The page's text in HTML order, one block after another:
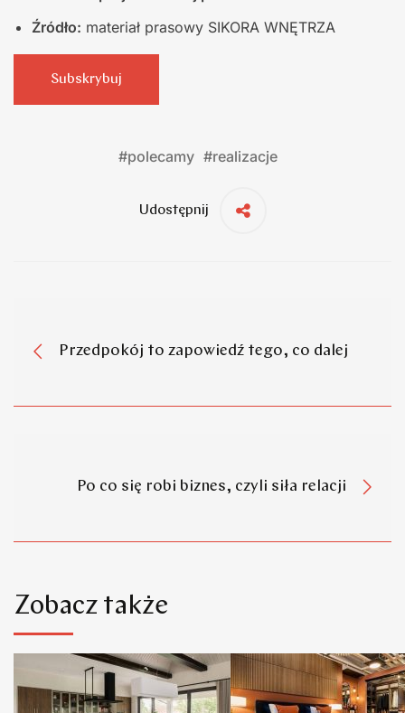
Źródło: materiał prasowy SIKORA WNĘTRZA
Subskrybuj
#polecamy #realizacje
Udostępnij
Przedpokój to zapowiedź tego, co dalej
Po co się robi biznes, czyli siła relacji
Zobacz także